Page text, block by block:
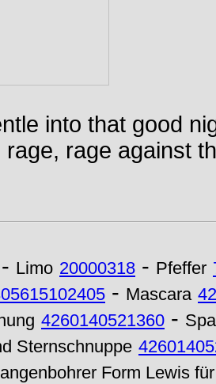
into that good
rage against
- Limo 20000318 - Pfeffer
- Mascara
4260140521360 -
Sternschnuppe
Form Lewis